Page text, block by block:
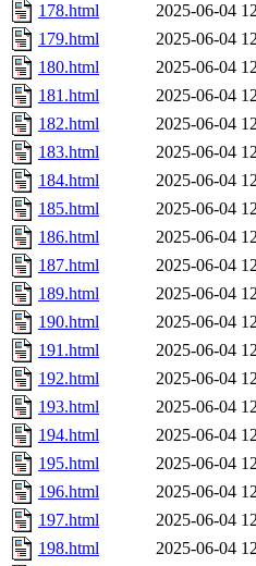
178.html
2025-06-04
179.html
2025-06-04
180.html
2025-06-04
181.html
2025-06-04
182.html
2025-06-04
183.html
2025-06-04
184.html
2025-06-04
185.html
2025-06-04
186.html
2025-06-04
187.html
2025-06-04
189.html
2025-06-04
190.html
2025-06-04
191.html
2025-06-04
192.html
2025-06-04
193.html
2025-06-04
194.html
2025-06-04
195.html
2025-06-04
196.html
2025-06-04
197.html
2025-06-04
198.html
2025-06-04